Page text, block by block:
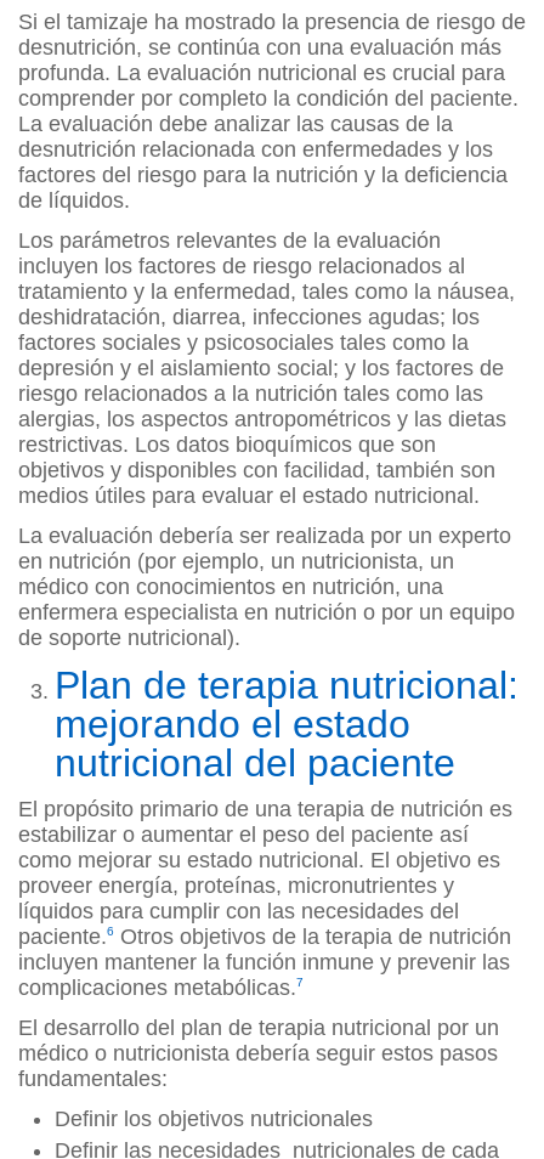
Si el tamizaje ha mostrado la presencia de riesgo de
desnutrición, se continúa con una evaluación más
profunda. La evaluación nutricional es crucial para
comprender por completo la condición del paciente.
La evaluación debe analizar las causas de la
desnutrición relacionada con enfermedades y los
factores del riesgo para la nutrición y la deficiencia
de líquidos.
Los parámetros relevantes de la evaluación
incluyen los factores de riesgo relacionados al
tratamiento y la enfermedad, tales como la náusea,
deshidratación, diarrea, infecciones agudas; los
factores sociales y psicosociales tales como la
depresión y el aislamiento social; y los factores de
riesgo relacionados a la nutrición tales como las
alergias, los aspectos antropométricos y las dietas
restrictivas. Los datos bioquímicos que son
objetivos y disponibles con facilidad, también son
medios útiles para evaluar el estado nutricional.
La evaluación debería ser realizada por un experto
en nutrición (por ejemplo, un nutricionista, un
médico con conocimientos en nutrición, una
enfermera especialista en nutrición o por un equipo
de soporte nutricional).
Plan de terapia nutricional:
mejorando el estado
nutricional del paciente
El propósito primario de una terapia de nutrición es
estabilizar o aumentar el peso del paciente así
como mejorar su estado nutricional. El objetivo es
proveer energía, proteínas, micronutrientes y
líquidos para cumplir con las necesidades del
paciente.6
Otros objetivos de la terapia de nutrición
incluyen mantener la función inmune y prevenir las
complicaciones metabólicas.7
El desarrollo del plan de terapia nutricional por un
médico o nutricionista debería seguir estos pasos
fundamentales:
Definir los objetivos nutricionales
Definir las necesidades nutricionales de cada